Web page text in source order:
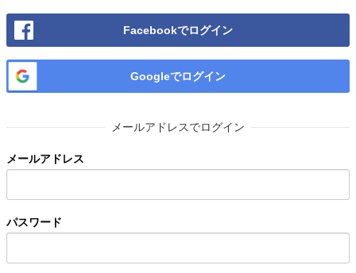
Facebookでログイン
Googleでログイン
メールアドレスでログイン
メールアドレス
パスワード